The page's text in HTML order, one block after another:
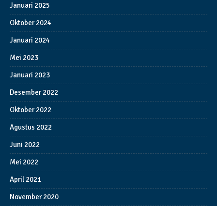
Januari 2025
Oktober 2024
Januari 2024
Mei 2023
Januari 2023
Desember 2022
Oktober 2022
Agustus 2022
Juni 2022
Mei 2022
April 2021
November 2020